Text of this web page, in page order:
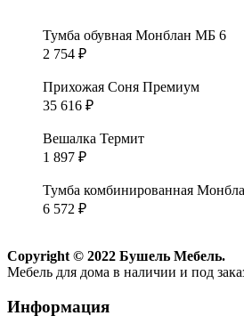
Тумба обувная Монблан МБ 6
2 754 ₽
Прихожая Соня Премиум
35 616 ₽
Вешалка Термит
1 897 ₽
Тумба комбинированная
6 572 ₽
Copyright © 2022 Бушель Мебель.
Мебель для дома в наличии и под
Информация